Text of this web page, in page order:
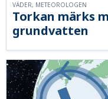
Torkan märks
grundvatten
VÄDER, METEOROLOGEN